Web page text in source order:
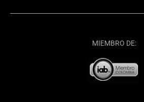
MIEMBRO DE: